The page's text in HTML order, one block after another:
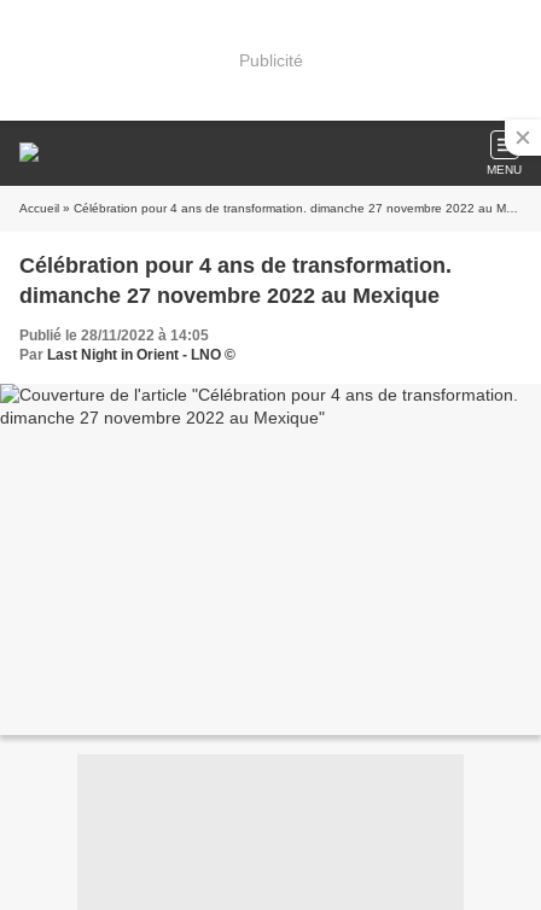
Publicité
MENU
Accueil » Célébration pour 4 ans de transformation. dimanche 27 novembre 2022 au Mexique
Célébration pour 4 ans de transformation.
dimanche 27 novembre 2022 au Mexique
Publié le 28/11/2022 à 14:05
Par Last Night in Orient - LNO ©